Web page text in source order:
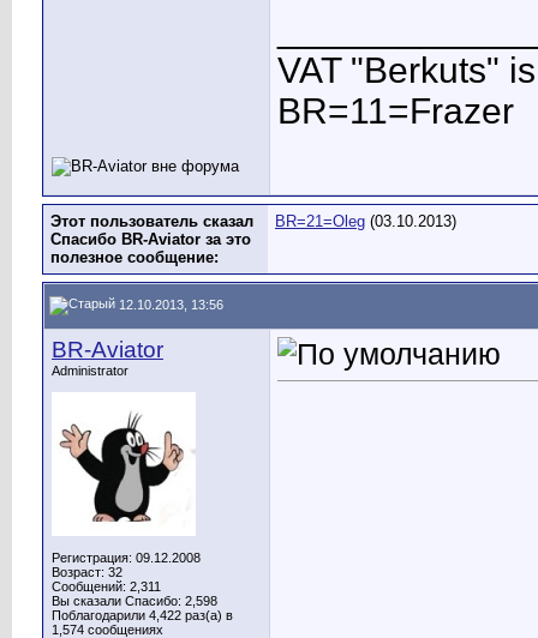
VAT "Berkuts"
BR=11=Frazer
Этот пользователь сказал
Спасибо BR-Aviator за это
полезное сообщение:
BR=21=Oleg (03.10.2013)
12.10.2013, 13:56
BR-Aviator
Administrator
Регистрация: 09.12.2008
Возраст: 32
Сообщений: 2,311
Вы сказали Спасибо: 2,598
Поблагодарили 4,422 раз(а) в
1,574 сообщениях